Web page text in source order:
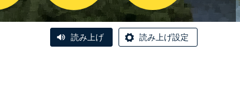
読み上げ 読み上げ設定